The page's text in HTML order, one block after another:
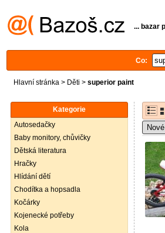
... bazar
Co:
Hlavní stránka > Děti > superior paint
Kategorie
Autosedačky
Baby monitory, chůvičky
Dětská literatura
Hračky
Hlídání dětí
Chodítka a hopsadla
Kočárky
Kojenecké potřeby
Kola